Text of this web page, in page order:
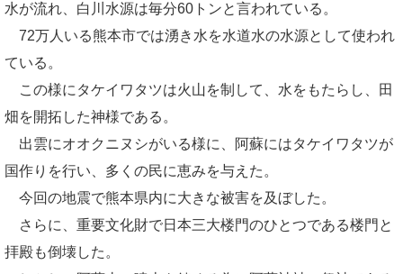
水が流れ、白川水源は毎分60トンと言われている。
72万人いる熊本市では湧き水を水道水の水源として使われ
ている。
この様にタケイワタツは火山を制して、水をもたらし、田
畑を開拓した神様である。
出雲にオオクニヌシがいる様に、阿蘇にはタケイワタツが
国作りを行い、多くの民に恵みを与えた。
今回の地震で熊本県内に大きな被害を及ぼした。
さらに、重要文化財で日本三大楼門のひとつである楼門と
拝殿も倒壊した。